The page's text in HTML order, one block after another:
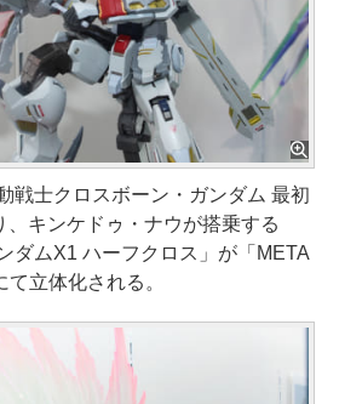
戦士クロスボーン・ガンダム 最初
キンケドゥ・ナウが搭乗する
ダムX1 ハーフクロス」が「META
立体化される。